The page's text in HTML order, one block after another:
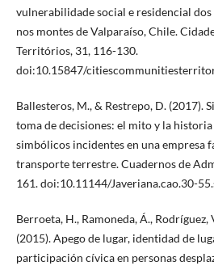
vulnerabilidade social e residencial
nos montes de Valparaíso, Chile.
Territórios, 31, 116-130.
doi:10.15847/
Ballesteros, M., & Restrepo, D. (2017).
toma de decisiones: el mito y la
simbólicos incidentes en una empresa
transporte terrestre. Cuadernos de
161. doi:10.11144/Javeriana.cao.30-
Berroeta, H., Ramoneda, Á., Rodríguez,
(2015). Apego de lugar, identidad de
participación cívica en personas